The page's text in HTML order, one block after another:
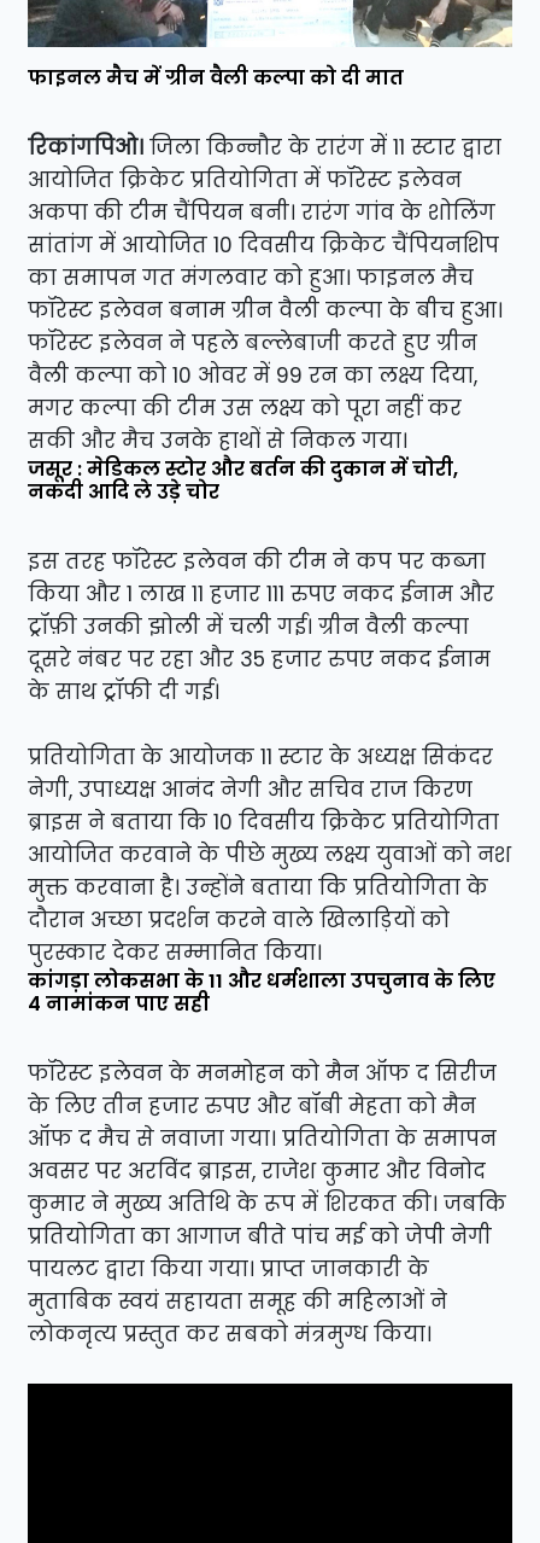
फाइनल मैच में ग्रीन वैली कल्पा को दी मात
रिकांगपिओ। जिला किन्नौर के रारंग में 11 स्टार द्वारा
आयोजित क्रिकेट प्रतियोगिता में फॉरेस्ट इलेवन
अकपा की टीम चैंपियन बनी। रारंग गांव के शोलिंग
सांतांग में आयोजित 10 दिवसीय क्रिकेट चैंपियनशिप
का समापन गत मंगलवार को हुआ। फाइनल मैच
फॉरेस्ट इलेवन बनाम ग्रीन वैली कल्पा के बीच हुआ।
फॉरेस्ट इलेवन ने पहले बल्लेबाजी करते हुए ग्रीन
वैली कल्पा को 10 ओवर में 99 रन का लक्ष्य दिया,
मगर कल्पा की टीम उस लक्ष्य को पूरा नहीं कर
सकी और मैच उनके हाथों से निकल गया।
जसूर : मेडिकल स्टोर और बर्तन की दुकान में चोरी,
नकदी आदि ले उड़े चोर
इस तरह फॉरेस्ट इलेवन की टीम ने कप पर कब्जा
किया और 1 लाख 11 हजार 111 रुपए नकद ईनाम और
ट्रॉफ़ी उनकी झोली में चली गई। ग्रीन वैली कल्पा
दूसरे नंबर पर रहा और 35 हजार रुपए नकद ईनाम
के साथ ट्रॉफी दी गई।
प्रतियोगिता के आयोजक 11 स्टार के अध्यक्ष सिकंदर
नेगी, उपाध्यक्ष आनंद नेगी और सचिव राज किरण
ब्राइस ने बताया कि 10 दिवसीय क्रिकेट प्रतियोगिता
आयोजित करवाने के पीछे मुख्य लक्ष्य युवाओं को नश
मुक्त करवाना है। उन्होंने बताया कि प्रतियोगिता के
दौरान अच्छा प्रदर्शन करने वाले खिलाड़ियों को
पुरस्कार देकर सम्मानित किया।
कांगड़ा लोकसभा के 11 और धर्मशाला उपचुनाव के लिए
4 नामांकन पाए सही
फॉरेस्ट इलेवन के मनमोहन को मैन ऑफ द सिरीज
के लिए तीन हजार रुपए और बॉबी मेहता को मैन
ऑफ द मैच से नवाजा गया। प्रतियोगिता के समापन
अवसर पर अरविंद ब्राइस, राजेश कुमार और विनोद
कुमार ने मुख्य अतिथि के रूप में शिरकत की। जबकि
प्रतियोगिता का आगाज बीते पांच मई को जेपी नेगी
पायलट द्वारा किया गया। प्राप्त जानकारी के
मुताबिक स्वयं सहायता समूह की महिलाओं ने
लोकनृत्य प्रस्तुत कर सबको मंत्रमुग्ध किया।